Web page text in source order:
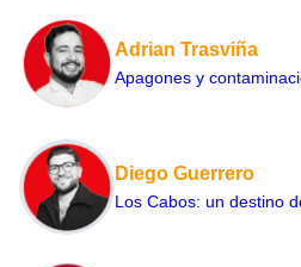
Adrian Trasviña
Apagones y
Diego Guerrero
Los Cabos: un destino